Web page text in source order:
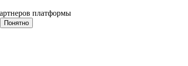
платформы
Понятно